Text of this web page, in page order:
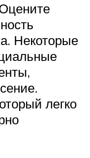
Некоторые
легко